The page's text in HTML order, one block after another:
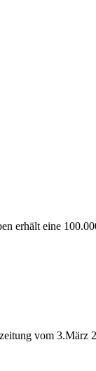
erhält eine
vom 3.März